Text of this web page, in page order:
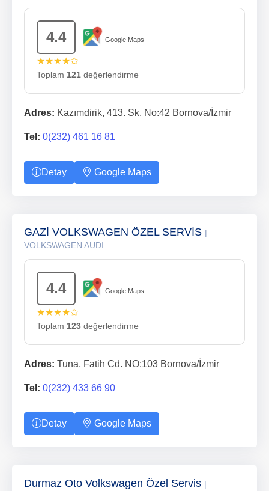
4.4 Google Maps
★★★★✩
Toplam 121 değerlendirme
Adres: Kazımdirik, 413. Sk. No:42 Bornova/İzmir
Tel: 0(232) 461 16 81
Detay Google Maps
GAZİ VOLKSWAGEN ÖZEL SERVİS |
VOLKSWAGEN AUDI
4.4 Google Maps
★★★★✩
Toplam 123 değerlendirme
Adres: Tuna, Fatih Cd. NO:103 Bornova/İzmir
Tel: 0(232) 433 66 90
Detay Google Maps
Durmaz Oto Volkswagen Özel Servis |